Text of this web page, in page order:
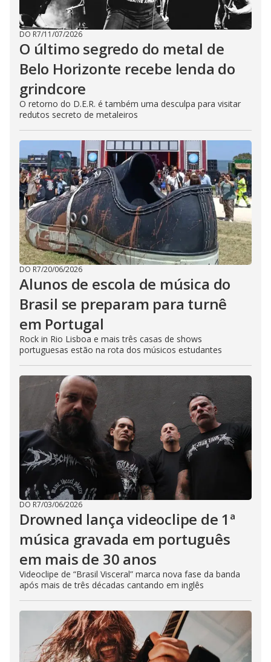
DO R7/11/07/2026
O último segredo do metal de
Belo Horizonte recebe lenda do
grindcore
O retorno do D.E.R. é também uma desculpa para visitar
redutos secreto de metaleiros
DO R7/20/06/2026
Alunos de escola de música do
Brasil se preparam para turnê
em Portugal
Rock in Rio Lisboa e mais três casas de shows
portuguesas estão na rota dos músicos estudantes
DO R7/03/06/2026
Drowned lança videoclipe de 1ª
música gravada em português
em mais de 30 anos
Videoclipe de “Brasil Visceral” marca nova fase da banda
após mais de três décadas cantando em inglês